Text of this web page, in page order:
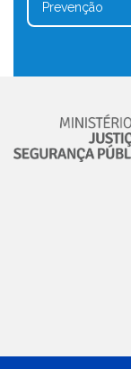
Prevenção